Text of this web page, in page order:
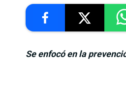
Se enfocó en la